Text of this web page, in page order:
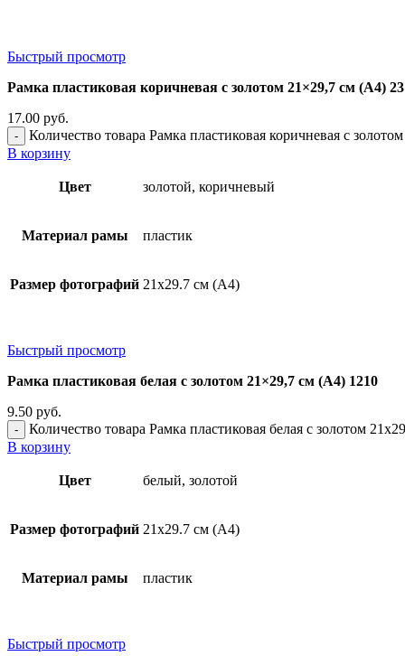
Быстрый просмотр
Рамка пластиковая коричневая с золотом 21×29,7 см (А4)
17.00 руб.
Количество товара Рамка пластиковая коричневая с
В корзину
Цвет золотой, коричневый
Материал рамы пластик
Размер фотографий 21х29.7 см (А4)
Быстрый просмотр
Рамка пластиковая белая с золотом 21×29,7 см (А4) 1210
9.50 руб.
Количество товара Рамка пластиковая белая с золотом
В корзину
Цвет белый, золотой
Размер фотографий 21х29.7 см (А4)
Материал рамы пластик
Быстрый просмотр